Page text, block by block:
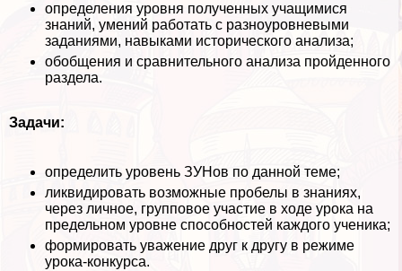
определения уровня полученных учащимися
знаний, умений работать с разноуровневыми
заданиями, навыками исторического анализа;
обобщения и сравнительного анализа пройденного
раздела.
Задачи:
определить уровень ЗУНов по данной теме;
ликвидировать возможные пробелы в знаниях,
через личное, групповое участие в ходе урока на
предельном уровне способностей каждого ученика;
формировать уважение друг к другу в режиме
урока-конкурса.